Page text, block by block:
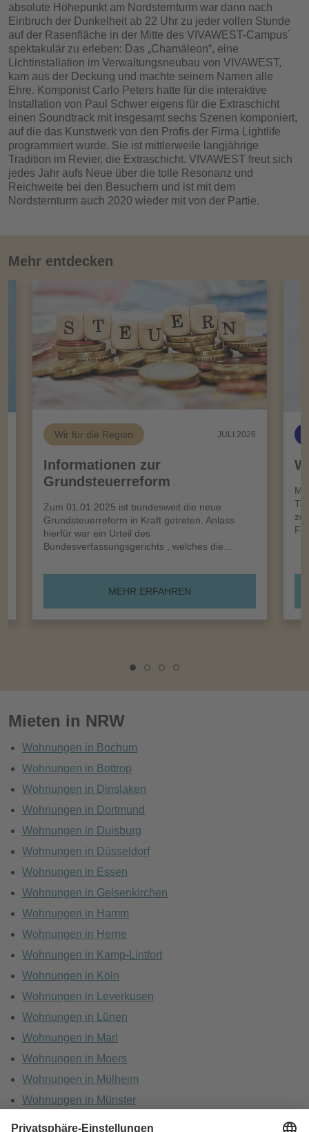
absolute Höhepunkt am Nordsternturm war dann nach
Einbruch der Dunkelheit ab 22 Uhr zu jeder vollen Stunde
auf der Rasenfläche in der Mitte des VIVAWEST-Campus´
spektakulär zu erleben: Das „Chamäleon“, eine
Lichtinstallation im Verwaltungsneubau von VIVAWEST,
kam aus der Deckung und machte seinem Namen alle
Ehre. Komponist Carlo Peters hatte für die interaktive
Installation von Paul Schwer eigens für die Extraschicht
einen Soundtrack mit insgesamt sechs Szenen komponiert,
auf die das Kunstwerk von den Profis der Firma Lightlife
programmiert wurde. Sie ist mittlerweile langjährige
Tradition im Revier, die Extraschicht. VIVAWEST freut sich
jedes Jahr aufs Neue über die tolle Resonanz und
Reichweite bei den Besuchern und ist mit dem
Nordsternturm auch 2020 wieder mit von der Partie.
Mehr entdecken
Wir für die Region JULI 2026
Informationen zur
Grundsteuerreform
Zum 01.01.2025 ist bundesweit die neue
Grundsteuerreform in Kraft getreten. Anlass
hierfür war ein Urteil des
Bundesverfassungsgerichts , welches die…
MEHR ERFAHREN
Mieten in NRW
Wohnungen in Bochum
Wohnungen in Bottrop
Wohnungen in Dinslaken
Wohnungen in Dortmund
Wohnungen in Duisburg
Wohnungen in Düsseldorf
Wohnungen in Essen
Wohnungen in Gelsenkirchen
Wohnungen in Hamm
Wohnungen in Herne
Wohnungen in Kamp-Lintfort
Wohnungen in Köln
Wohnungen in Leverkusen
Wohnungen in Lünen
Wohnungen in Marl
Wohnungen in Moers
Wohnungen in Mülheim
Wohnungen in Münster